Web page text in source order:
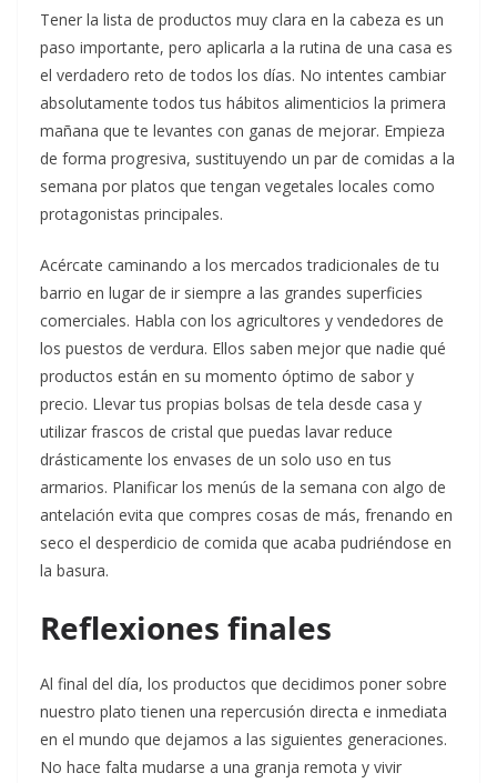
Tener la lista de productos muy clara en la cabeza es un
paso importante, pero aplicarla a la rutina de una casa es
el verdadero reto de todos los días. No intentes cambiar
absolutamente todos tus hábitos alimenticios la primera
mañana que te levantes con ganas de mejorar. Empieza
de forma progresiva, sustituyendo un par de comidas a la
semana por platos que tengan vegetales locales como
protagonistas principales.
Acércate caminando a los mercados tradicionales de tu
barrio en lugar de ir siempre a las grandes superficies
comerciales. Habla con los agricultores y vendedores de
los puestos de verdura. Ellos saben mejor que nadie qué
productos están en su momento óptimo de sabor y
precio. Llevar tus propias bolsas de tela desde casa y
utilizar frascos de cristal que puedas lavar reduce
drásticamente los envases de un solo uso en tus
armarios. Planificar los menús de la semana con algo de
antelación evita que compres cosas de más, frenando en
seco el desperdicio de comida que acaba pudriéndose en
la basura.
Reflexiones finales
Al final del día, los productos que decidimos poner sobre
nuestro plato tienen una repercusión directa e inmediata
en el mundo que dejamos a las siguientes generaciones.
No hace falta mudarse a una granja remota y vivir